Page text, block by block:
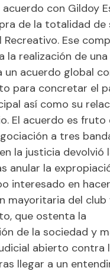
con Gildoy
de la totalidad de
Recreativo. Ese
la realización de una
un acuerdo global
para concretar el
así como su
El acuerdo es fruto
a tres
la justicia devolvió
anular la
interesado en
mayoritaria del club
que ostenta la
de la sociedad y
abierto contra
llegar a un